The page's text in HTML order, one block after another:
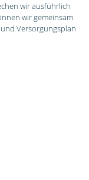
wir ausführlich
wir gemeinsam
Versorgungsplan